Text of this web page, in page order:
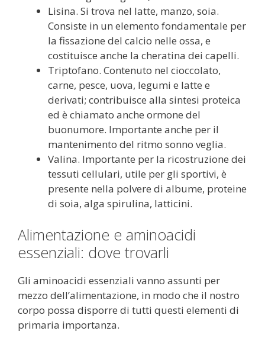
Lisina. Si trova nel latte, manzo, soia.
Consiste in un elemento fondamentale per
la fissazione del calcio nelle ossa, e
costituisce anche la cheratina dei capelli.
Triptofano. Contenuto nel cioccolato,
carne, pesce, uova, legumi e latte e
derivati; contribuisce alla sintesi proteica
ed è chiamato anche ormone del
buonumore. Importante anche per il
mantenimento del ritmo sonno veglia.
Valina. Importante per la ricostruzione dei
tessuti cellulari, utile per gli sportivi, è
presente nella polvere di albume, proteine
di soia, alga spirulina, latticini.
Alimentazione e aminoacidi
essenziali: dove trovarli
Gli aminoacidi essenziali vanno assunti per
mezzo dell’alimentazione, in modo che il nostro
corpo possa disporre di tutti questi elementi di
primaria importanza.